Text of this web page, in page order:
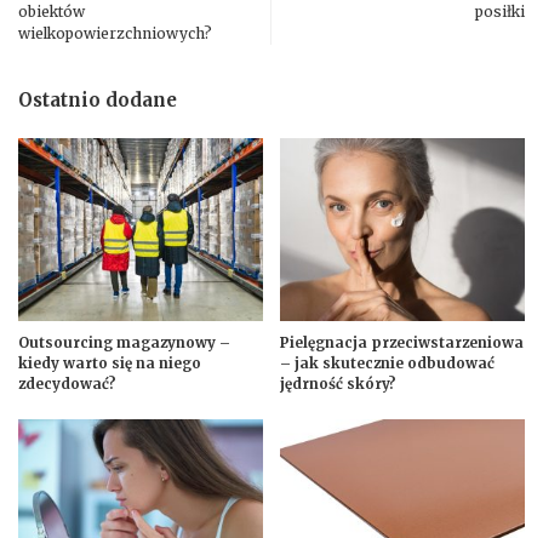
obiektów
wielkopowierzchniowych?
posiłki
Ostatnio dodane
Outsourcing magazynowy –
kiedy warto się na niego
zdecydować?
Pielęgnacja przeciwstarzeniowa
– jak skutecznie odbudować
jędrność skóry?